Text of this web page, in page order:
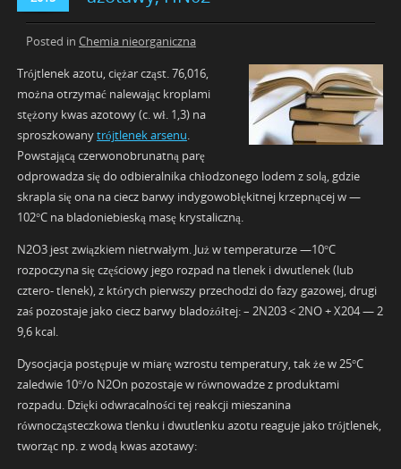
Posted in Chemia nieorganiczna
Trójtlenek azotu, ciężar cząst. 76,016,
można otrzymać nalewając kroplami
stężony kwas azotowy (c. wł. 1,3) na
sproszkowanytrójtlenek arsenu.
Powstającą czerwonobrunatną parę
odprowadza się do odbieralnika chłodzonego lodem z solą, gdzie
skrapla się ona na ciecz barwy indygowobłękitnej krzepnącej w —
102°C na bladoniebieską masę krystaliczną.
N2O3 jest związkiem nietrwałym. Już w temperaturze —10°C
rozpoczyna się częściowy jego rozpad na tlenek i dwutlenek (lub
cztero- tlenek), z których pierwszy przechodzi do fazy gazowej, drugi
zaś pozostaje jako ciecz barwy bladożółtej: – 2N203 < 2NO + X204 — 2
9,6 kcal.
Dysocjacja postępuje w miarę wzrostu temperatury, tak że w 25°C
zaledwie 10°/o N2On pozostaje w równowadze z produktami
rozpadu. Dzięki odwracalności tej reakcji mieszanina
równocząsteczkowa tlenku i dwutlenku azotu reaguje jako trójtlenek,
tworząc np. z wodą kwas azotawy: